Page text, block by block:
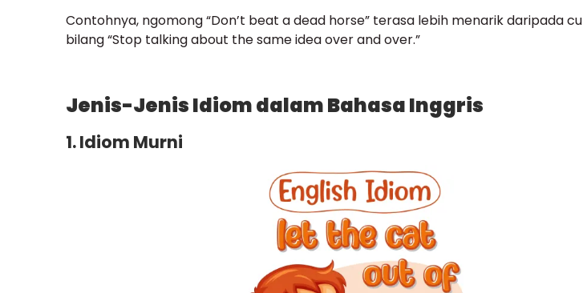
Contohnya, ngomong “Don’t beat a dead horse” terasa lebih menarik daripada
bilang “Stop talking about the same idea over and over.”
Jenis-Jenis Idiom dalam Bahasa Inggris
1. Idiom Murni